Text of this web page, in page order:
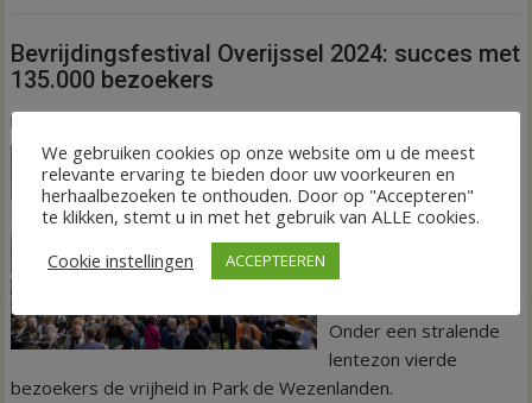
Bevrijdingsfestival Overijssel 2024: succes met
135.000 bezoekers
135.000 mensen
genoten afgelopen
zondag 5 mei van de
32e editie van
Bevrijdingsfestival
Onder een stralende
lentezon vierde
bezoekers de vrijheid in Park de Wezenlanden.
We gebruiken cookies op onze website om u de meest
relevante ervaring te bieden door uw voorkeuren en
herhaalbezoeken te onthouden. Door op "Accepteren"
te klikken, stemt u in met het gebruik van ALLE cookies.
Cookie instellingen
ACCEPTEEREN